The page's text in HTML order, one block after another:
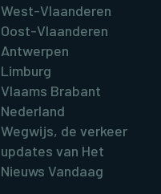
West-Vlaanderen
Oost-Vlaanderen
Antwerpen
Limburg
Vlaams Brabant
Nederland
Wegwijs, de verkeer
updates van Het
Nieuws Vandaag